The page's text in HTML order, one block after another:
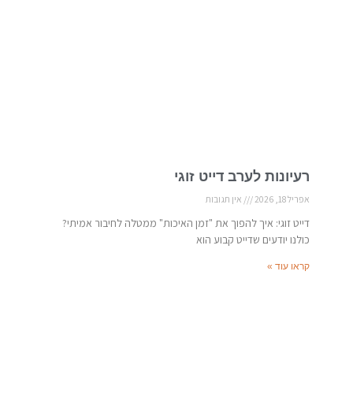
רעיונות לערב דייט זוגי
אפריל 18, 2026 אין תגובות
דייט זוגי: איך להפוך את "זמן האיכות" ממטלה לחיבור אמיתי?
כולנו יודעים שדייט קבוע הוא
קראו עוד »